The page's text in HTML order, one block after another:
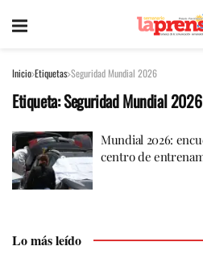
Inicio Etiquetas Seguridad Mundial 2026
Etiqueta:Seguridad Mundial 2026
Mundial 2026:
centro de
Lo más leído